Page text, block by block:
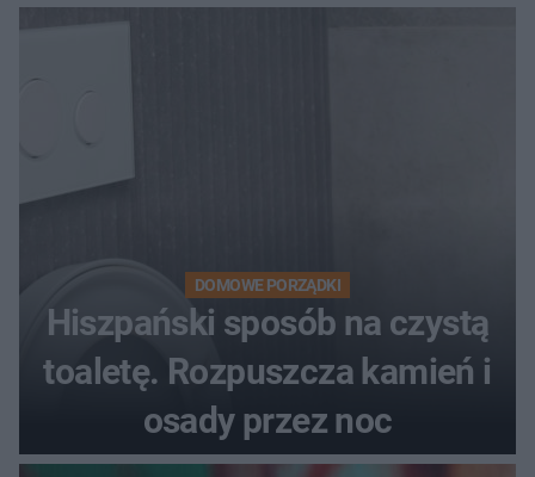
DOMOWE PORZĄDKI
Hiszpański sposób na czystą
toaletę. Rozpuszcza kamień i
osady przez noc